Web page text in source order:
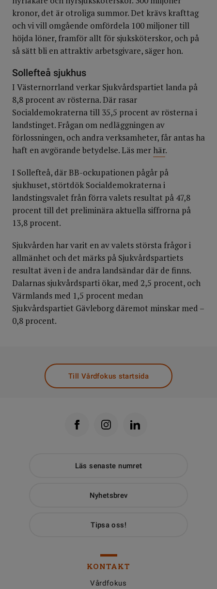
kronor, det är otroliga summor. Det krävs krafttag
och vi vill omgående omfördela 100 miljoner till
höjda löner, framför allt för sjuksköterskor, och på
så sätt bli en attraktiv arbetsgivare, säger hon.
Sollefteå sjukhus
I Västernorrland verkar Sjukvårdspartiet landa på
8,8 procent av rösterna. Där rasar
Socialdemokraterna till 35,5 procent av rösterna i
landstinget. Frågan om nedläggningen av
förlossningen, och andra verksamheter, får antas ha
haft en avgörande betydelse. Läs mer här.
I Sollefteå, där BB-ockupationen pågår på
sjukhuset, störtdök Socialdemokraterna i
landstingsvalet från förra valets resultat på 47,8
procent till det preliminära aktuella siffrorna på
13,8 procent.
Sjukvården har varit en av valets största frågor i
allmänhet och det märks på Sjukvårdspartiets
resultat även i de andra landsändar där de finns.
Dalarnas sjukvårdsparti ökar, med 2,5 procent, och
Värmlands med 1,5 procent medan
Sjukvårdspartiet Gävleborg däremot minskar med –
0,8 procent.
Till Vårdfokus startsida
Läs senaste numret
Nyhetsbrev
Tipsa oss!
KONTAKT
Vårdfokus